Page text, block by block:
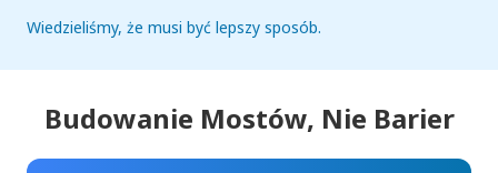
Wiedzieliśmy, że musi być lepszy sposób.
Budowanie Mostów, Nie Barier